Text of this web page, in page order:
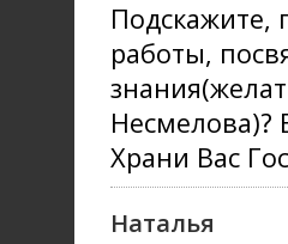
Подскажите,
работы,
Несмелова)?
Храни Вас
Наталья